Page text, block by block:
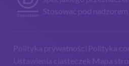
Stosować pod nadzorem
Polityka prywatności Polityka
Ustawienia ciasteczek Mapa